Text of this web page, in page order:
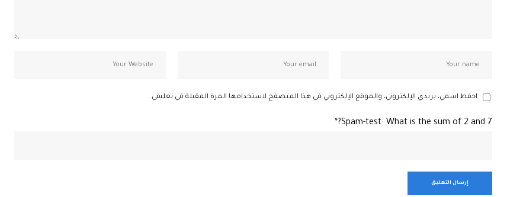
احفظ اسمي، بريدي الإلكتروني، والموقع الإلكتروني في هذا المتصفح لاستخدامها المرة المقبلة في تعليقي.
Spam-test: What is the sum of 2 and 7?*